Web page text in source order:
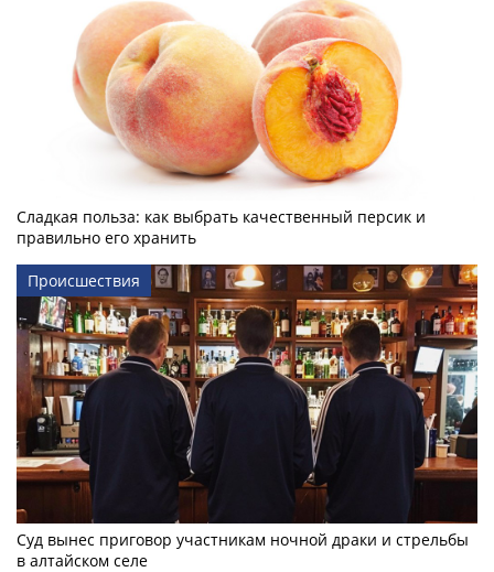
Сладкая польза: как выбрать качественный персик и
правильно его хранить
Происшествия
Суд вынес приговор участникам ночной драки и стрельбы
в алтайском селе